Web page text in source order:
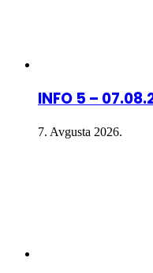
INFO 5 –
7. Avgusta 2026.